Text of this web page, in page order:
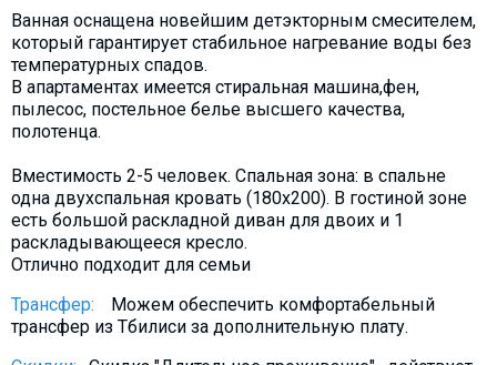
Ванная оснащена новейшим детэкторным смесителем,
который гарантирует стабильное нагревание воды без
температурных спадов.
В апартаментах имеется стиральная машина,фен,
пылесос, постельное белье высшего качества,
полотенца.
Вместимость 2-5 человек. Спальная зона: в спальне
одна двухспальная кровать (180х200). В гостиной зоне
есть большой раскладной диван для двоих и 1
раскладывающееся кресло.
Отлично подходит для семьи
Трансфер:
Можем обеспечить комфортабельный
трансфер из Тбилиси за дополнительную плату.